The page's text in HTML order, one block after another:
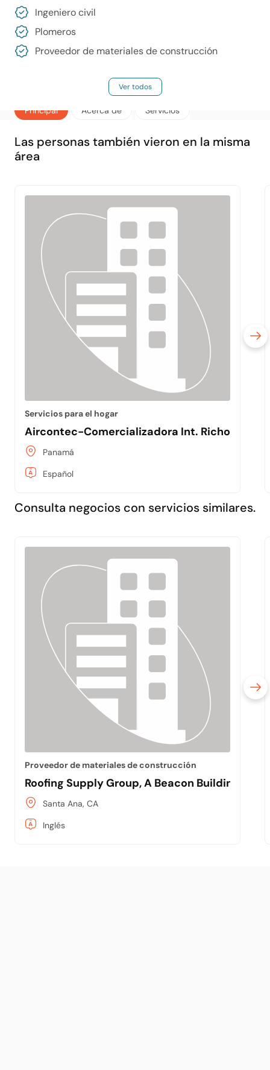
Principal Acerca de Servicios
Ingeniero civil
Plomeros
Proveedor de materiales de construcción
Ver todos
Las personas también vieron en la misma
área
Servicios para el hogar
Aircontec-Comercializadora Int. Richoux, S.
Panamá
Español
Consulta negocios con servicios similares.
Proveedor de materiales de construcción
Roofing Supply Group, A Beacon Building
Santa Ana, CA
Inglés